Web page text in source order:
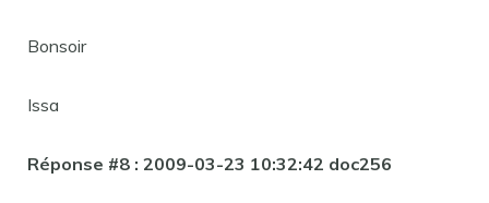
Bonsoir
Issa
Réponse #8 : 2009-03-23 ​​10:32:42 doc256